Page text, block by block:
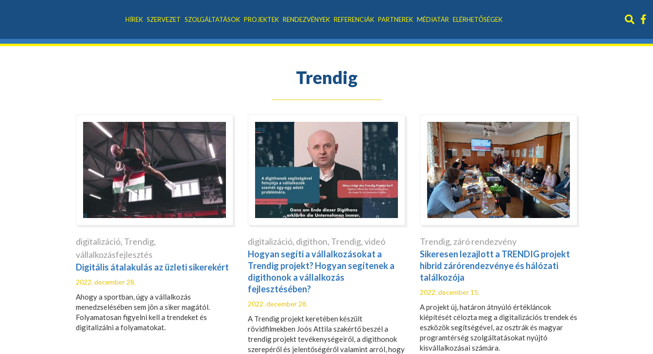
HÍREK SZERVEZET SZOLGÁLTATÁSOK PROJEKTEK RENDEZVÉNYEK REFERENCIÁK PARTNEREK MÉDIATÁR ELÉRHETŐSÉGEK
Trendig
digitalizáció, Trendig,
vállalkozásfejlesztés
Digitális átalakulás az üzleti sikerekért
2022. december 28.
Ahogy a sportban, úgy a vállalkozás
menedzselésében sem jön a siker magától.
Folyamatosan figyelni kell a trendeket és
digitalizálni a folyamatokat.
digitalizáció, digithon, Trendig,videó
Hogyan segíti a vállalkozásokat a
Trendig projekt? Hogyan segítenek a
digithonok a vállalkozás
fejlesztésében?
2022. december 28.
A Trendig projekt keretében készült
rövidfilmekben Joós Attila szakértő beszél a
trendig projekt tevékenységeiről, a digithonok
szerepéről és jelentőségéről valamint arról, hogy
Trendig, záró rendezvény
Sikeresen lezajlott a TRENDIG projekt
hibrid zárórendezvénye és hálózati
találkozója
2022. december 15.
A projekt új, határon átnyúló értékláncok
kiépítését célozta meg a digitalizációs trendek és
eszközök segítségével, az osztrák és magyar
programtérség szolgáltatásokat nyújtó
kisvállalkozásai számára.